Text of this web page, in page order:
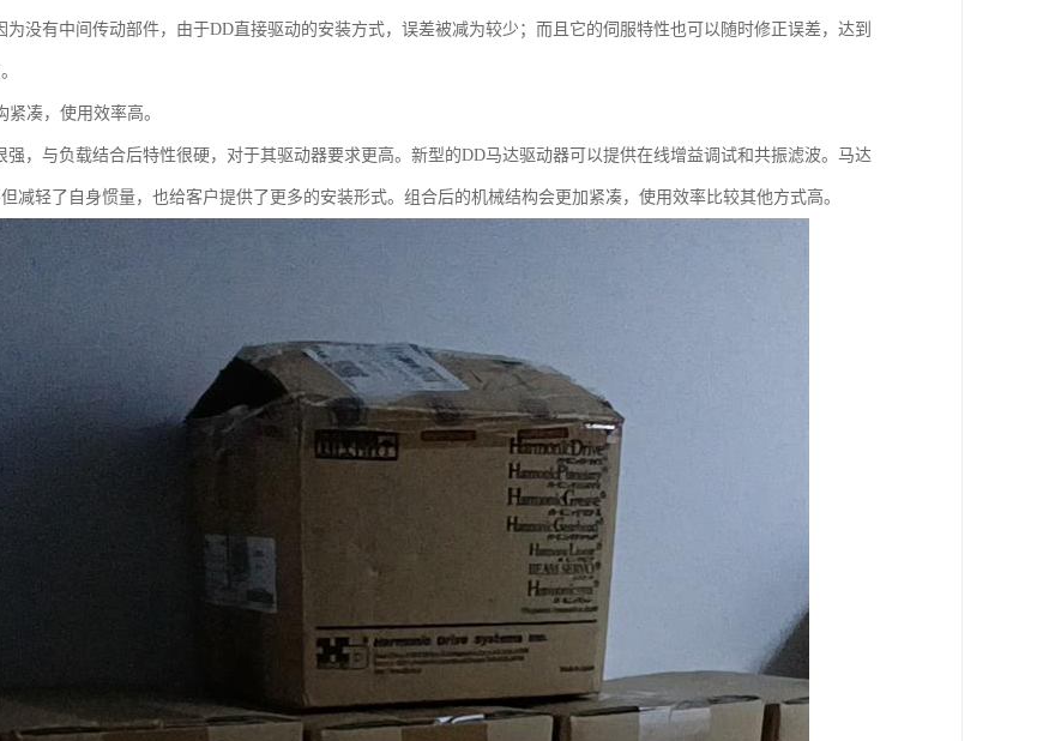
为没有中间传动部件，由于DD直接驱动的安装方式，误差被减为较少；而且它的伺服特性也可以随时修正误差，达到
紧凑，使用效率高。
强，与负载结合后特性很硬，对于其驱动器要求更高。新型的DD马达驱动器可以提供在线增益调试和共振滤波。马达
减轻了自身惯量，也给客户提供了更多的安装形式。组合后的机械结构会更加紧凑，使用效率比较其他方式高。